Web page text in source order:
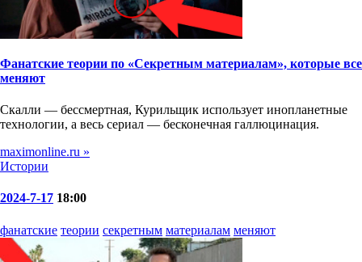
Фанатские теории по «Секретным материалам», которые все
меняют
Скалли — бессмертная, Курильщик использует инопланетные
технологии, а весь сериал — бесконечная галлюцинация.
maximonline.ru »
Истории
2024-7-17 18:00
фанатские теории секретным материалам меняют